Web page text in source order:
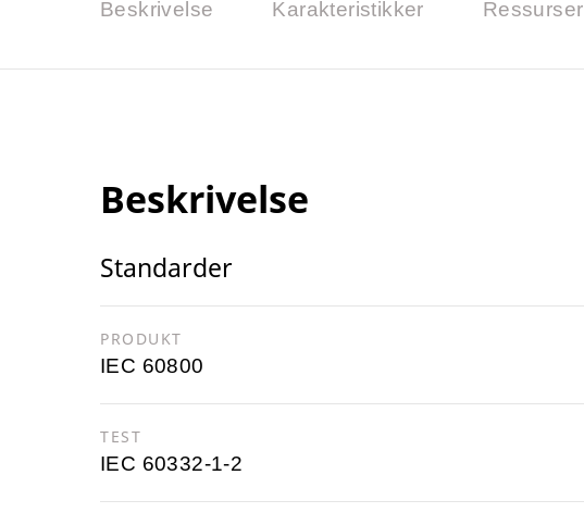
Beskrivelse Karakteristikker Ressurser
Beskrivelse
Standarder
PRODUKT
IEC 60800
TEST
IEC 60332-1-2